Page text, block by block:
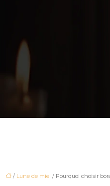
/ Lune de miel / Pourquoi choisir